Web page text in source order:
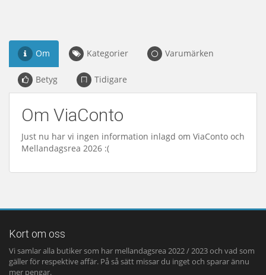
Om Kategorier Varumärken
Betyg Tidigare
Om ViaConto
Just nu har vi ingen information inlagd om ViaConto och
Mellandagsrea 2026 :(
Kort om oss
Vi samlar alla butiker som har mellandagsrea 2022 / 2023 och vad som
gäller för respektive affär. På så sätt missar du inget och sparar ännu
mer pengar.